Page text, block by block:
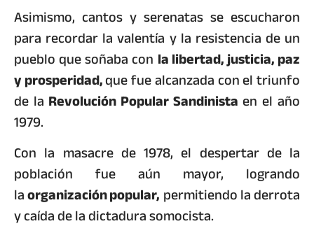
Asimismo, cantos y serenatas se escucharon
para recordar la valentía y la resistencia de un
pueblo que soñaba con la libertad, justicia, paz
y prosperidad,que fue alcanzada con el triunfo
de la Revolución Popular Sandinistaen el año
1979.
Con la masacre de 1978, el despertar de la
población fue aún mayor, logrando
laorganización popular,permitiendo la derrota
y caída de la dictadura somocista.